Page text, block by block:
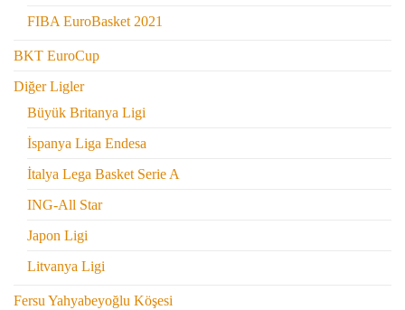
FIBA EuroBasket 2021
BKT EuroCup
Diğer Ligler
Büyük Britanya Ligi
İspanya Liga Endesa
İtalya Lega Basket Serie A
ING-All Star
Japon Ligi
Litvanya Ligi
Fersu Yahyabeyoğlu Köşesi